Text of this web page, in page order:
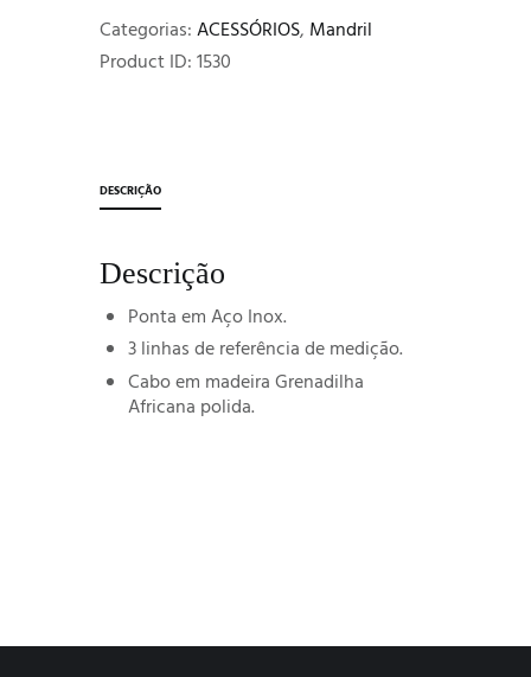
Categorias:ACESSÓRIOS, Mandril
Product ID:1530
DESCRIÇÃO
Descrição
Ponta em Aço Inox.
3 linhas de referência de medição.
Cabo em madeira Grenadilha
Africana polida.